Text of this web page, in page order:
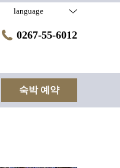
language
0267-55-6012
숙박 예약